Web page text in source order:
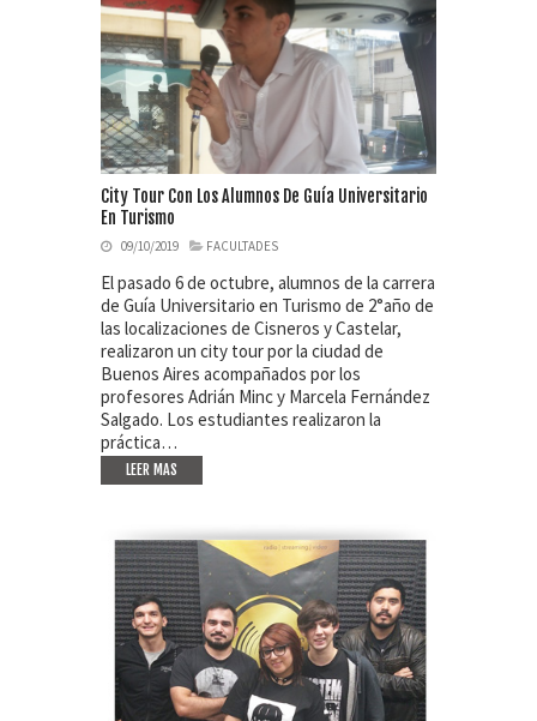
City Tour Con Los Alumnos De Guía Universitario
En Turismo
09/10/2019 FACULTADES
El pasado 6 de octubre, alumnos de la carrera
de Guía Universitario en Turismo de 2°año de
las localizaciones de Cisneros y Castelar,
realizaron un city tour por la ciudad de
Buenos Aires acompañados por los
profesores Adrián Minc y Marcela Fernández
Salgado. Los estudiantes realizaron la
práctica…
LEER MAS